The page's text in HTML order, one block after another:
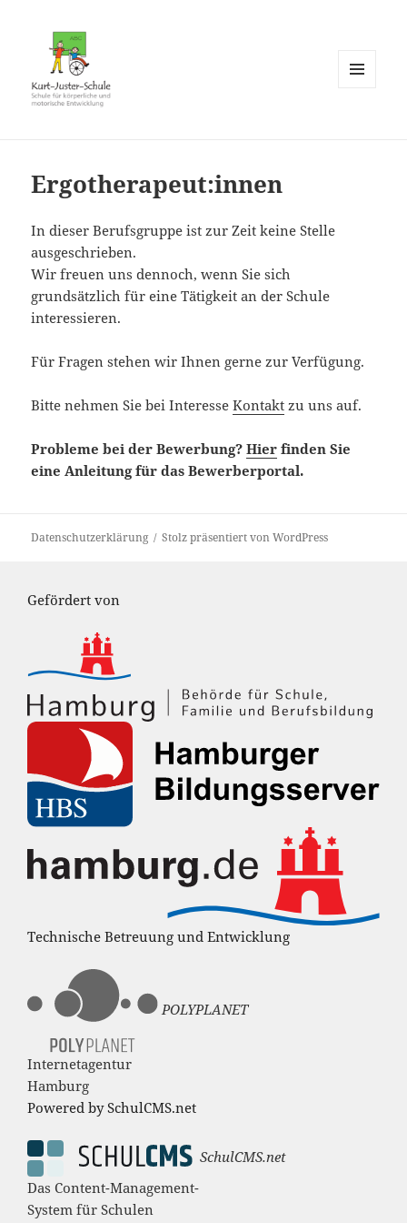
Ergotherapeut:innen
In dieser Berufsgruppe ist zur Zeit keine Stelle
ausgeschrieben.
Wir freuen uns dennoch, wenn Sie sich
grundsätzlich für eine Tätigkeit an der Schule
interessieren.
Für Fragen stehen wir Ihnen gerne zur Verfügung.
Bitte nehmen Sie bei InteresseKontakt zu uns auf.
Probleme bei der Bewerbung?Hier finden Sie
eine Anleitung für das Bewerberportal.
Datenschutzerklärung Stolz präsentiert von WordPress
Gefördert von
Technische Betreuung und Entwicklung
POLYPLANET
Internetagentur
Hamburg
Powered by SchulCMS.net
SchulCMS.net
Das Content-Management-
System für Schulen